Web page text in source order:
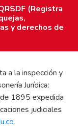
(Registra
y derechos de
a la inspección y
Jurídica:
1895 expedida
judiciales